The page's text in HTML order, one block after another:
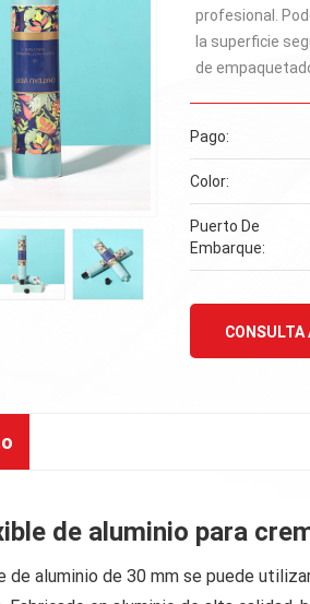
profesional.
la superficie
de
Pago:
Color:
Puerto De
Embarque:
CONSULTA
de aluminio para
aluminio de 30 mm se puede